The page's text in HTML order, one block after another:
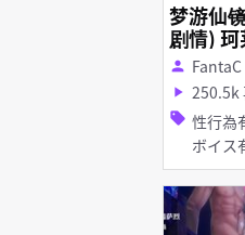
梦游仙
剧情)
Version
person FantaC
play_arrow 250.5k
sell 性行為有り ダ
ボイス有り 淫
ツ・スト
ス・装飾品 ア
らし・